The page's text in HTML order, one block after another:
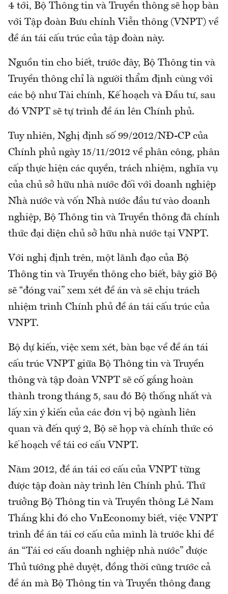
4 tới, Bộ Thông tin và Truyền thông sẽ họp bàn
với Tập đoàn Bưu chính Viễn thông (VNPT) về
đề án tái cấu trúc của tập đoàn này.
Nguồn tin cho biết, trước đây, Bộ Thông tin và
Truyền thông chỉ là người thẩm định cùng với
các bộ như Tài chính, Kế hoạch và Đầu tư, sau
đó VNPT sẽ tự trình đề án lên Chính phủ.
Tuy nhiên, Nghị định số 99/2012/NĐ-CP của
Chính phủ ngày 15/11/2012 về phân công, phân
cấp thực hiện các quyền, trách nhiệm, nghĩa vụ
của chủ sở hữu nhà nước đối với doanh nghiệp
Nhà nước và vốn Nhà nước đầu tư vào doanh
nghiệp, Bộ Thông tin và Truyền thông đã chính
thức đại diện chủ sở hữu nhà nước tại VNPT.
Với nghị định trên, một lãnh đạo của Bộ
Thông tin và Truyền thông cho biết, bây giờ Bộ
sẽ “đóng vai” xem xét đề án và sẽ chịu trách
nhiệm trình Chính phủ đề án tái cấu trúc của
VNPT.
Bộ dự kiến, việc xem xét, bàn bạc về đề án tái
cấu trúc VNPT giữa Bộ Thông tin và Truyền
thông và tập đoàn VNPT sẽ cố gắng hoàn
thành trong tháng 5, sau đó Bộ thống nhất và
lấy xin ý kiến của các đơn vị bộ ngành liên
quan và đến quý 2, Bộ sẽ họp và chính thức có
kế hoạch về tái cơ cấu VNPT.
Năm 2012, đề án tái cơ cấu của VNPT từng
được tập đoàn này trình lên Chính phủ. Thứ
trưởng Bộ Thông tin và Truyền thông Lê Nam
Thắng khi đó cho VnEconomy biết, việc VNPT
trình đề án tái cơ cấu của mình là trước khi đề
án “Tái cơ cấu doanh nghiệp nhà nước” được
Thủ tướng phê duyệt, đồng thời cũng trước cả
đề án mà Bộ Thông tin và Truyền thông đang